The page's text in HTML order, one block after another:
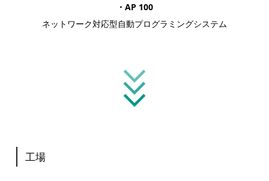
・AP 100
ネットワーク対応型自動プログラミングシステム
工場